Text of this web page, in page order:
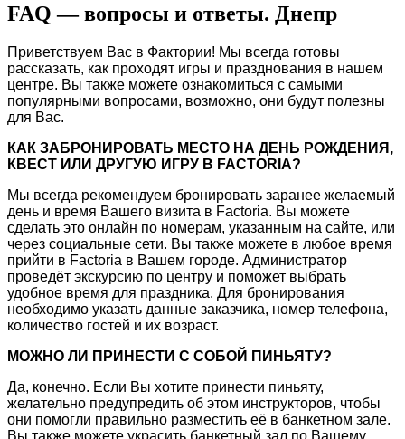
FAQ — вопросы и ответы. Днепр
Приветствуем Вас в Фактории! Мы всегда готовы
рассказать, как проходят игры и празднования в нашем
центре. Вы также можете ознакомиться с самыми
популярными вопросами, возможно, они будут полезны
для Вас.
КАК ЗАБРОНИРОВАТЬ МЕСТО НА ДЕНЬ РОЖДЕНИЯ,
КВЕСТ ИЛИ ДРУГУЮ ИГРУ В FACTORIA?
Мы всегда рекомендуем бронировать заранее желаемый
день и время Вашего визита в Factoria. Вы можете
сделать это онлайн по номерам, указанным на сайте, или
через социальные сети. Вы также можете в любое время
прийти в Factoria в Вашем городе. Администратор
проведёт экскурсию по центру и поможет выбрать
удобное время для праздника. Для бронирования
необходимо указать данные заказчика, номер телефона,
количество гостей и их возраст.
МОЖНО ЛИ ПРИНЕСТИ С СОБОЙ ПИНЬЯТУ?
Да, конечно. Если Вы хотите принести пиньяту,
желательно предупредить об этом инструкторов, чтобы
они помогли правильно разместить её в банкетном зале.
Вы также можете украсить банкетный зал по Вашему